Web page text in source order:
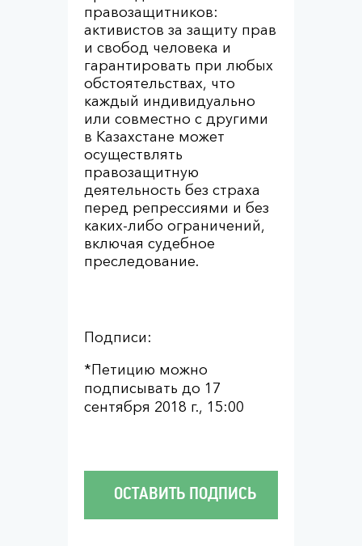
правозащитников:
активистов за защиту прав
и свобод человека и
гарантировать при любых
обстоятельствах, что
каждый индивидуально
или совместно с другими
в Казахстане может
осуществлять
правозащитную
деятельность без страха
перед репрессиями и без
каких-либо ограничений,
включая судебное
преследование.
Подписи:
*Петицию можно
подписывать до 17
сентября 2018 г., 15:00
ОСТАВИТЬ ПОДПИСЬ